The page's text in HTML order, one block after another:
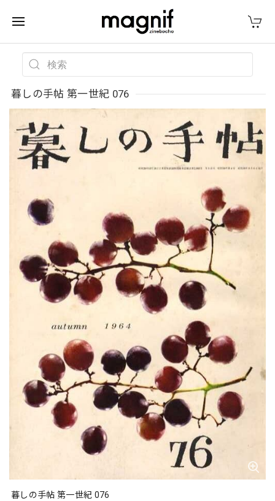
暮しの手帖 第一世紀 076
暮しの手帖 第一世紀 076